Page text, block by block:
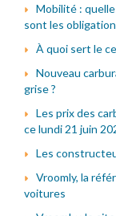
Mobilité :
sont les
À quoi sert le
Nouveau
grise ?
Les prix des
ce lundi 21 juin
Les
Vroomly, la
voitures